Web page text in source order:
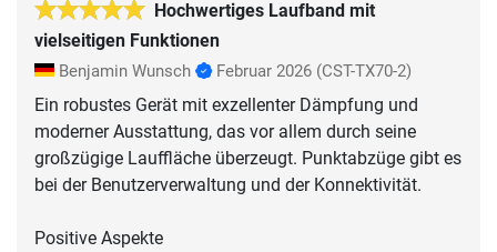
Hochwertiges Laufband mit
vielseitigen Funktionen
Benjamin Wunsch Februar 2026 (CST-TX70-2)
Ein robustes Gerät mit exzellenter Dämpfung und
moderner Ausstattung, das vor allem durch seine
großzügige Lauffläche überzeugt. Punktabzüge gibt es
bei der Benutzerverwaltung und der Konnektivität.
Positive Aspekte